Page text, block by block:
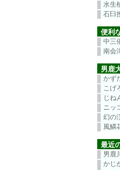
水生
石臼
便利
中三
南会
男鹿
かず
こげ
じね
ニッ
幻の
風鱗
最近
男鹿
かじ